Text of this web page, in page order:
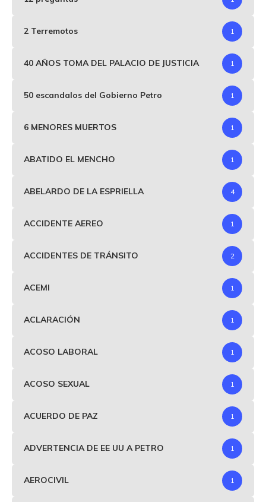
2 Terremotos 1
40 AÑOS TOMA DEL PALACIO DE JUSTICIA 1
50 escandalos del Gobierno Petro 1
6 MENORES MUERTOS 1
ABATIDO EL MENCHO 1
ABELARDO DE LA ESPRIELLA 4
ACCIDENTE AEREO 1
ACCIDENTES DE TRÁNSITO 2
ACEMI 1
ACLARACIÓN 1
ACOSO LABORAL 1
ACOSO SEXUAL 1
ACUERDO DE PAZ 1
ADVERTENCIA DE EE UU A PETRO 1
AEROCIVIL 1